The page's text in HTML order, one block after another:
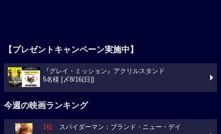
【プレゼントキャンペーン実施中】
『グレイ・ミッション』アクリルスタンド
5名様 [〆8/16(日)]
今週の映画ランキング
1位 スパイダーマン：ブランド・ニュー・デイ